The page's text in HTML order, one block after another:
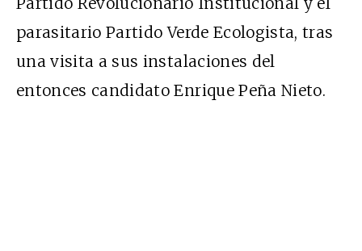
parasitario Partido Verde Ecologista, tras
una visita a sus instalaciones del
entonces candidato Enrique Peña Nieto.